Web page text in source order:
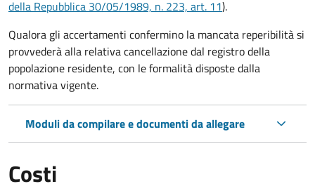
della Repubblica 30/05/1989, n. 223, art. 11).
Qualora gli accertamenti confermino la mancata reperibilità si
provvederà alla relativa cancellazione dal registro della
popolazione residente, con le formalità disposte dalla
normativa vigente.
Moduli da compilare e documenti da allegare
Costi